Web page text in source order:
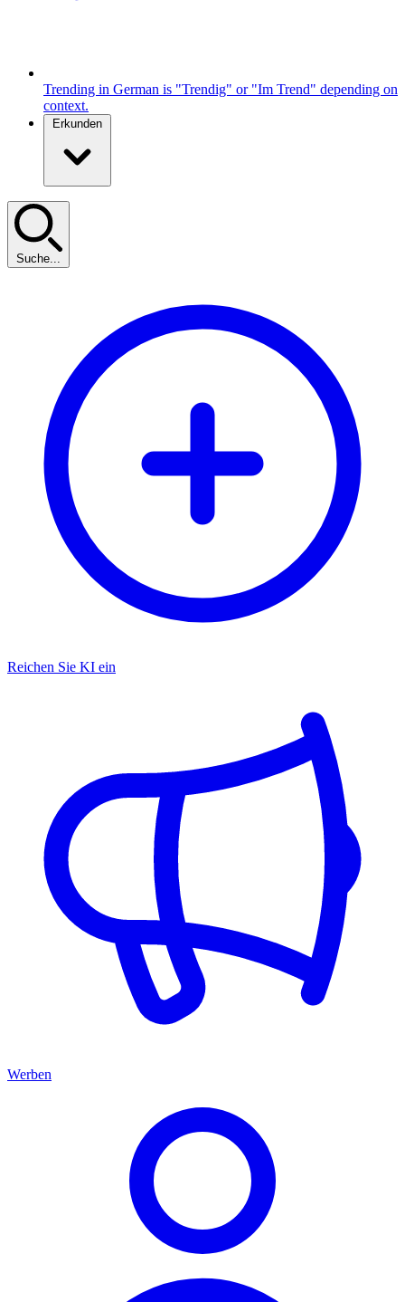
Trending in German is "Trendig" or "Im Trend" depending on
context.
Erkunden
Suche...
Reichen Sie KI ein
Werben